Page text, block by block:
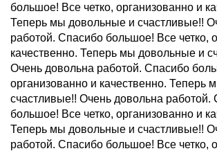
большое! Все четко, организованно и
Теперь мы довольные и счастливые!!
работой. Спасибо большое! Все четко,
качественно. Теперь мы довольные и
Очень довольна работой. Спасибо
организованно и качественно. Теперь
счастливые!! Очень довольна работой.
большое! Все четко, организованно и
Теперь мы довольные и счастливые!!
работой. Спасибо большое! Все четко,